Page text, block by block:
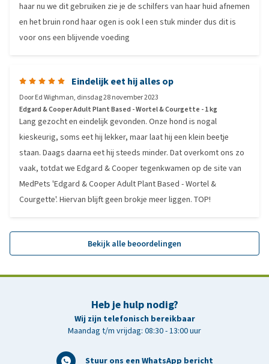
haar nu we dit gebruiken zie je de schilfers van haar huid afnemen
en het bruin rond haar ogen is ook l een stuk minder dus dit is
voor ons een blijvende voeding
Eindelijk eet hij alles op
DoorEd Wighman, dinsdag 28 november 2023
Edgard & Cooper Adult Plant Based - Wortel & Courgette - 1 kg
Lang gezocht en eindelijk gevonden. Onze hond is nogal
kieskeurig, soms eet hij lekker, maar laat hij een klein beetje
staan. Daags daarna eet hij steeds minder. Dat overkomt ons zo
vaak, totdat we Edgard & Cooper tegenkwamen op de site van
MedPets 'Edgard & Cooper Adult Plant Based - Wortel &
Courgette'. Hiervan blijft geen brokje meer liggen. TOP!
Bekijk alle beoordelingen
Heb je hulp nodig?
Wij zijn telefonisch bereikbaar
Maandag t/m vrijdag: 08:30 - 13:00 uur
Stuur ons een WhatsApp bericht